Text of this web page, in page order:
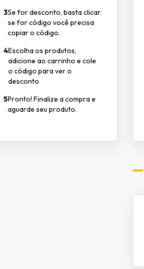
3Se for desconto, basta clicar.
se for código você precisa
copiar o código.
4Escolha os produtos,
adicione ao carrinho e cole
o código para ver o
desconto
5Pronto! Finalize a compra e
aguarde seu produto.